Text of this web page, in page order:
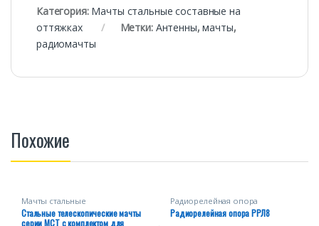
Категория: Мачты стальные составные на
оттяжках
Метки: Антенны,мачты,
радиомачты
Похожие
Мачты стальные
телескопические МСТ на
оттяжках
Стальные телескопические мачты
серии МСТ c комплектом для
Радиорелейная опора
Радиорелейная опора РРЛ8